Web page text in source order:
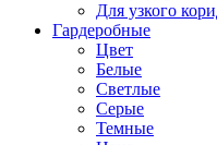
Для узкого
Гардеробные
Цвет
Белые
Светлые
Серые
Темные